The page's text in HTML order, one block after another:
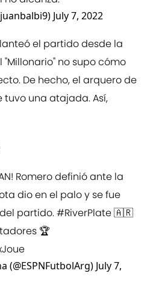
July 7, 2022
el partido desde la
no supo cómo
De hecho, el arquero de
tuvo una atajada. Así,
Romero definió ante la
dio en el palo y se fue
partido.#RiverPlate🇦🇷
🏆
(@ESPNFutbolArg) July 7,